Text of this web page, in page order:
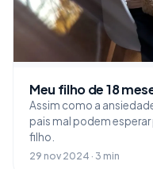
Meu filho de 18
Assim como a
pais mal podem esperar
filho.
29 nov 2024 · 3 min